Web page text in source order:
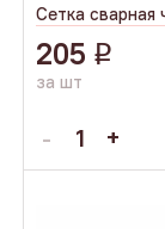
Сетка
205 q
за шт